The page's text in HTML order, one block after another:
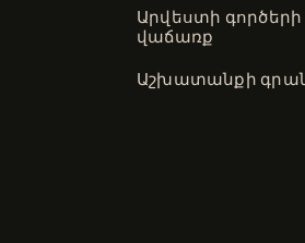
Արվեստի գործերի
վաճառք
Աշխատանքի